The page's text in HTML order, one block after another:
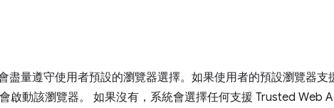
盡量遵守使用者預設的瀏覽器選擇。如果使用者的預設瀏覽器支
啟動該瀏覽器。 如果沒有，系統會選擇任何支援 Trusted Web